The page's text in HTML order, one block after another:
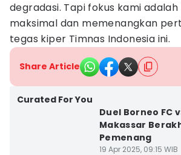
degradasi. Tapi fokus kami
maksimal dan memenangkan
tegas kiper Timnas Indonesia ini.
Share Article
Curated For You
Duel Borneo FC
Makassar
Pemenang
19 Apr 2025, 09:15 WIB